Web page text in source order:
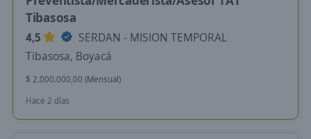
Tibasosa
4,5
SERDAN - MISION TEMPORAL
Tibasosa, Boyacá
$ 2.000.000,00 (Mensual)
Hace 2 días